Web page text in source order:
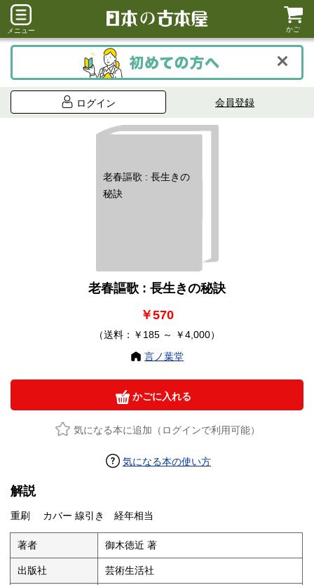
メニュー かご
ログイン 会員登録
老春謳歌 : 長生きの
秘訣
老春謳歌 : 長生きの秘訣
￥570
（送料：￥185 ～ ￥4,000）
言ノ葉堂
かごに入れる
気になる本に追加（ログインで利用可能）
気になる本の使い方
解説
重刷 カバー 線引き 経年相当
著者 御木徳近 著
出版社 芸術生活社